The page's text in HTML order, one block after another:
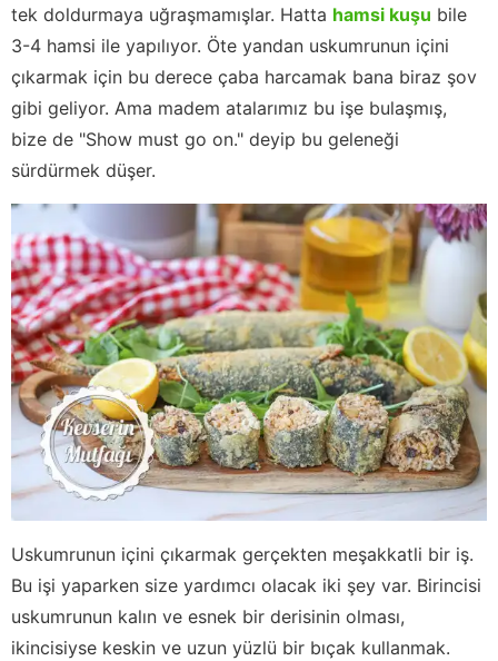
tek doldurmaya uğraşmamışlar. Hatta hamsi kuşu bile
3-4 hamsi ile yapılıyor. Öte yandan uskumrunun içini
çıkarmak için bu derece çaba harcamak bana biraz şov
gibi geliyor. Ama madem atalarımız bu işe bulaşmış,
bize de "Show must go on." deyip bu geleneği
sürdürmek düşer.
Uskumrunun içini çıkarmak gerçekten meşakkatli bir iş.
Bu işi yaparken size yardımcı olacak iki şey var. Birincisi
uskumrunun kalın ve esnek bir derisinin olması,
ikincisiyse keskin ve uzun yüzlü bir bıçak kullanmak.